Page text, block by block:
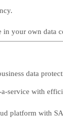
in your own data
data
service with
platform with